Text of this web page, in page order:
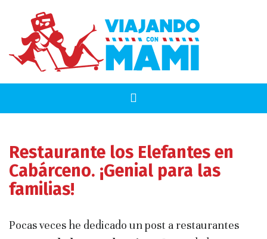
Restaurante los Elefantes en
Cabárceno. ¡Genial para las
familias!
Pocas veces he dedicado un post a restaurantes